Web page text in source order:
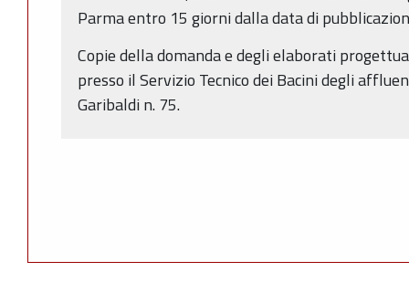
Parma entro 15 giorni dalla data di
Copie della domanda e degli elaborati
presso il Servizio Tecnico dei Bacini degli
Garibaldi n. 75.